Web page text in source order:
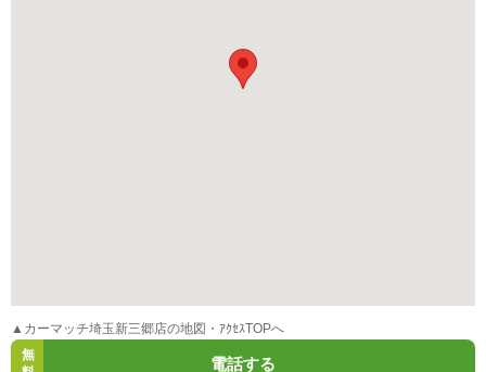
▲カーマッチ埼玉新三郷店の地図・ｱｸｾｽTOPへ
無
電話する